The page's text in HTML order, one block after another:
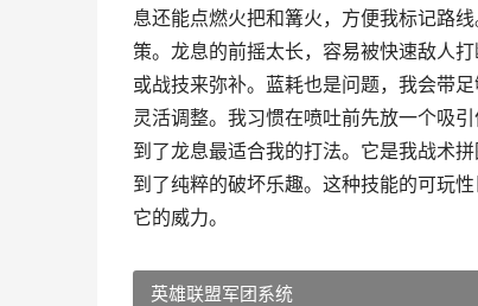
息还能点燃火把和篝火，方便我标记路
策。龙息的前摇太长，容易被快速敌人
或战技来弥补。蓝耗也是问题，我会带
灵活调整。我习惯在喷吐前先放一个吸
到了龙息最适合我的打法。它是我战术
到了纯粹的破坏乐趣。这种技能的可玩
它的威力。
英雄联盟军团系统